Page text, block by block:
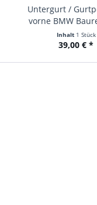
Untergurt /
vorne BMW
Inhalt 1 Stück
39,00 € *